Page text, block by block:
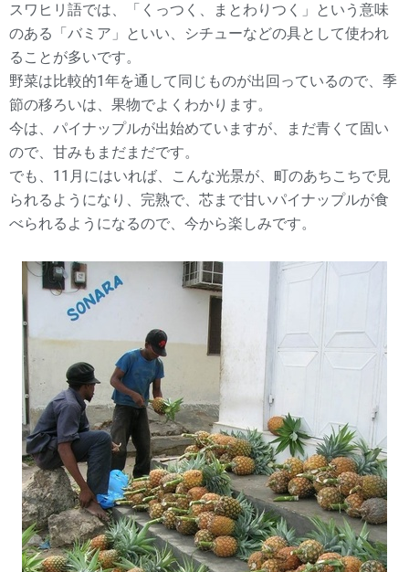
スワヒリ語では、「くっつく、まとわりつく」という意味
のある「バミア」といい、シチューなどの具として使われ
ることが多いです。
野菜は比較的1年を通して同じものが出回っているので、季
節の移ろいは、果物でよくわかります。
今は、パイナップルが出始めていますが、まだ青くて固い
ので、甘みもまだまだです。
でも、11月にはいれば、こんな光景が、町のあちこちで見
られるようになり、完熟で、芯まで甘いパイナップルが食
べられるようになるので、今から楽しみです。